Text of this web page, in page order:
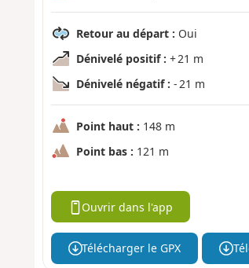
Retour au départ : Oui
Dénivelé positif : + 21 m
Dénivelé négatif : - 21 m
Point haut : 148 m
Point bas : 121 m
Ouvrir dans l'app
Télécharger le GPX